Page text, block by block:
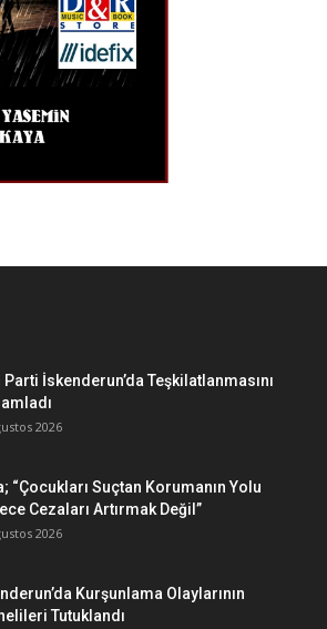
Parti İskenderun’da Teşkilatlanmasını
2026
“Çocukları Suçtan Korumanın Yolu
Cezaları Artırmak Değil”
2026
Kurşunlama Olaylarının
Tutuklandı